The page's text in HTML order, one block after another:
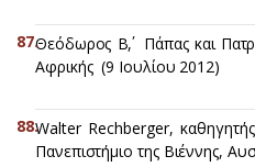
Θεόδωρος Β΄, Πάπας και
Αφρικής (9 Ιουλίου 2012)
Walter Rechberger,
Πανεπιστήμιο της Βιέννης,